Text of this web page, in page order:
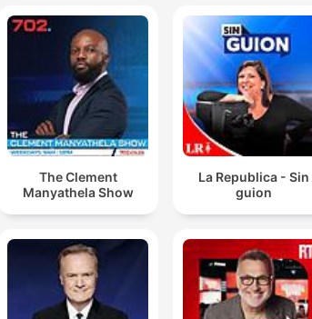
The Clement
Manyathela Show
La Republica - Sin
guion